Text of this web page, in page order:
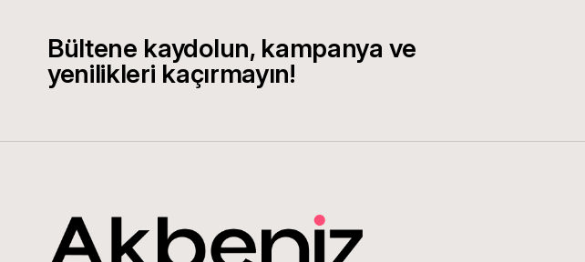
Bültene kaydolun, kampanya ve
yenilikleri kaçırmayın!